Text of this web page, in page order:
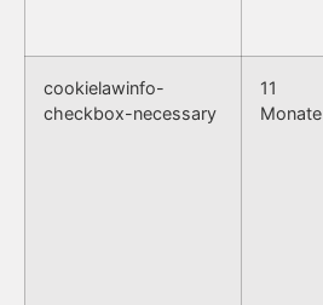
cookielawinfo-
checkbox-necessary
11
Monate